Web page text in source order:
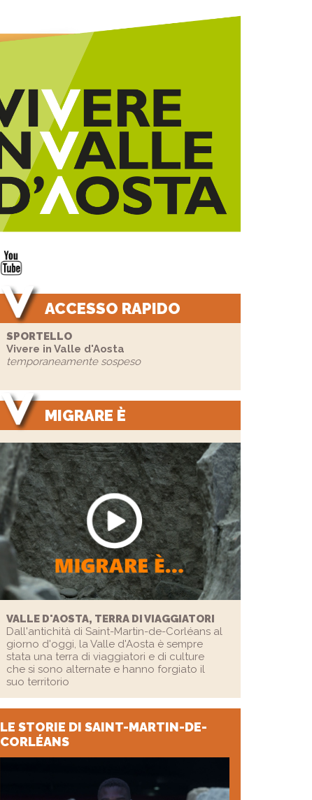
ACCESSO RAPIDO
SPORTELLO
Vivere in Valle d'Aosta
temporaneamente sospeso
MIGRARE È
VALLE D'AOSTA, TERRA DI VIAGGIATORI
Dall'antichità di Saint-Martin-de-Corléans al
giorno d'oggi, la Valle d'Aosta è sempre
stata una terra di viaggiatori e di culture
che si sono alternate e hanno forgiato il
suo territorio
LE STORIE DI SAINT-MARTIN-DE-
CORLÉANS